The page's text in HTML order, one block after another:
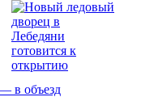
в объезд